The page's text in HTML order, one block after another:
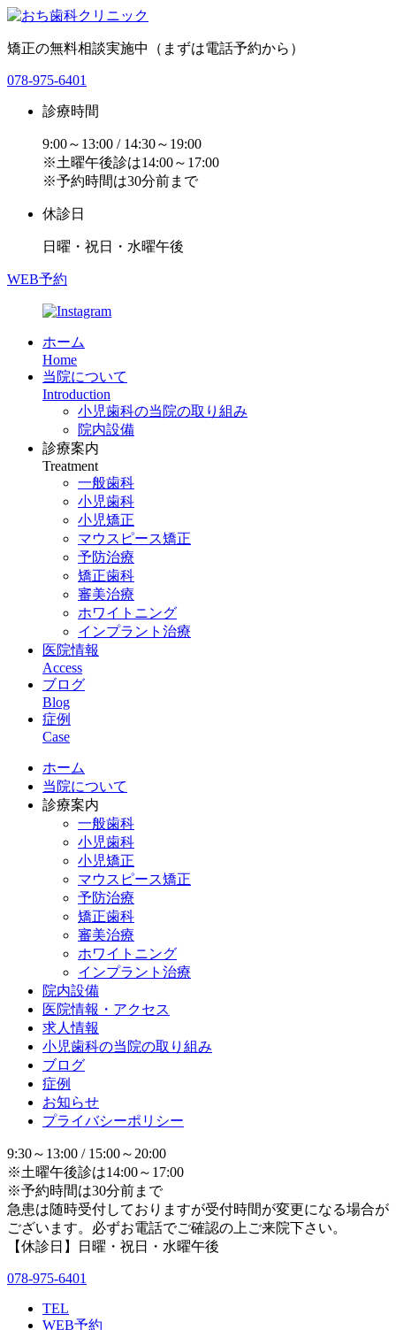
矯正の無料相談実施中（まずは電話予約から）
078-975-6401
診療時間
9:00～13:00 / 14:30～19:00
※土曜午後診は14:00～17:00
※予約時間は30分前まで
休診日
日曜・祝日・水曜午後
WEB予約
ホーム
Home
当院について
Introduction
小児歯科の当院の取り組み
院内設備
診療案内
Treatment
一般歯科
小児歯科
小児矯正
マウスピース矯正
予防治療
矯正歯科
審美治療
ホワイトニング
インプラント治療
医院情報
Access
ブログ
Blog
症例
Case
ホーム
当院について
診療案内
一般歯科
小児歯科
小児矯正
マウスピース矯正
予防治療
矯正歯科
審美治療
ホワイトニング
インプラント治療
院内設備
医院情報・アクセス
求人情報
小児歯科の当院の取り組み
ブログ
症例
お知らせ
プライバシーポリシー
9:30～13:00 / 15:00～20:00
※土曜午後診は14:00～17:00
※予約時間は30分前まで
急患は随時受付しておりますが受付時間が変更になる場合が
ございます。必ずお電話でご確認の上ご来院下さい。
【休診日】日曜・祝日・水曜午後
078-975-6401
TEL
WEB予約